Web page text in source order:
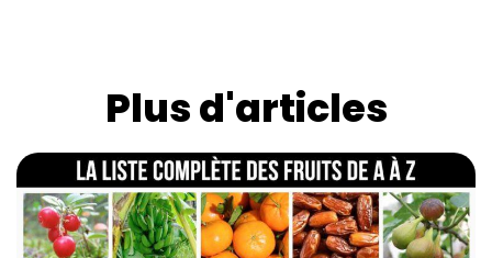
Plus d'articles